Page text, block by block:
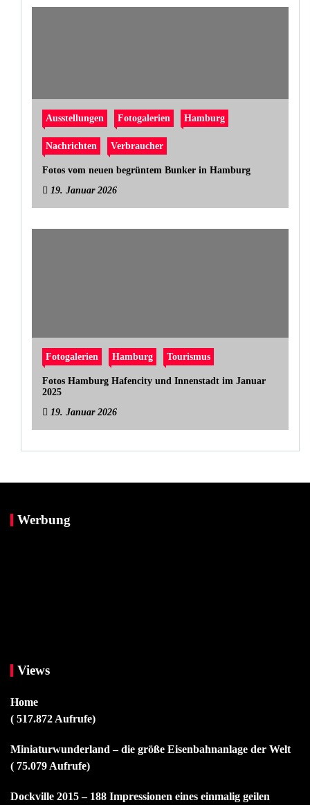
Ausstellungen Fotogalerien Hamburg
Nachrichten Verbraucher
Fotos vom neuen begrüntem Bunker in Hamburg
19. Januar 2026
Fotogalerien Hamburg Tourismus
Fotos Hamburg Hafencity und Innenstadt im Januar
2025
19. Januar 2026
Werbung
Views
Home
( 517.872 Aufrufe)
Miniaturwunderland – die größe Eisenbahnanlage der Welt
( 75.079 Aufrufe)
Dockville 2015 – 188 Impressionen eines einmalig geilen